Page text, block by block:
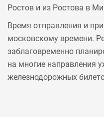
Ростов и из Ростова в
Время отправления и
московскому времени.
заблаговременно
на многие направления
железнодорожных